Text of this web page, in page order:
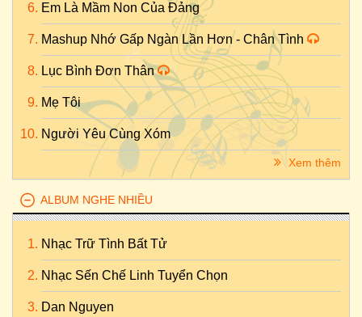
Em Là Mầm Non Của Đảng
Mashup Nhớ Gấp Ngàn Lần Hơn - Chân Tình
Lục Bình Đơn Thân
Mẹ Tôi
Người Yêu Cùng Xóm
Xem thêm
ALBUM NGHE NHIỀU
Nhạc Trữ Tình Bất Tử
Nhạc Sến Chế Linh Tuyển Chọn
Dan Nguyen